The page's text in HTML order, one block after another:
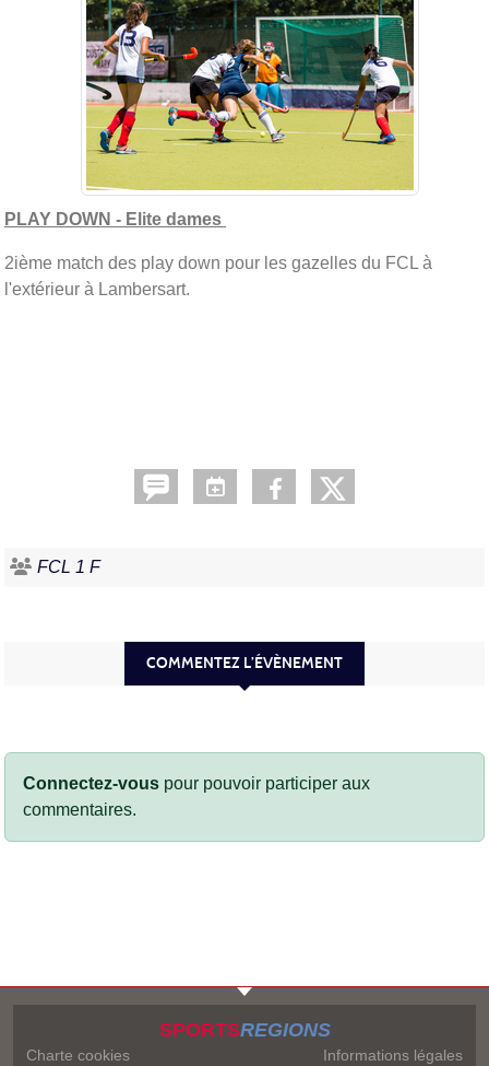
PLAY DOWN - Elite dames
2ième match des play down pour les gazelles du FCL à
l'extérieur à Lambersart.
FCL 1 F
COMMENTEZ L’ÉVÈNEMENT
Connectez-vous pour pouvoir participer aux
commentaires.
SPORTSREGIONS
Charte cookies Informations légales